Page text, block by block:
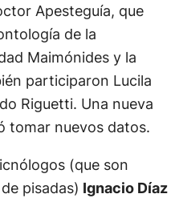
Apesteguía, que
de la
Maimónides y la
participaron Lucila
Riguetti. Una nueva
tomar nuevos datos.
(que son
pisadas) Ignacio Díaz